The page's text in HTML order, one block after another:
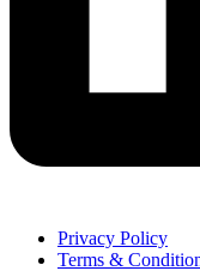
Privacy Policy
Terms &